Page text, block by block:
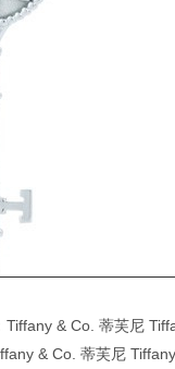
Tiffany & Co. 蒂芙尼
& Co. 蒂芙尼